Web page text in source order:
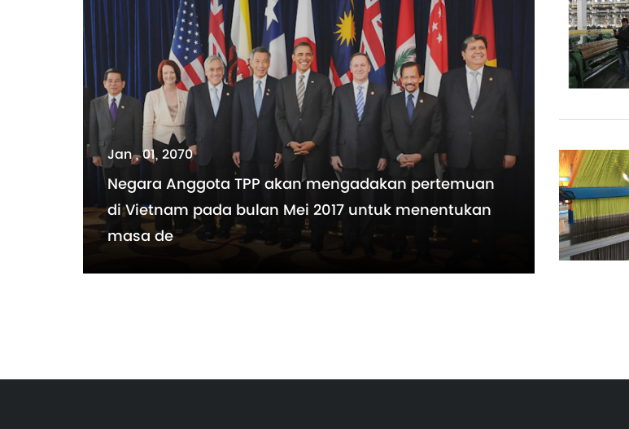
Jan , 01, 2070
Negara Anggota TPP akan mengadakan pertemuan
di Vietnam pada bulan Mei 2017 untuk menentukan
masa de